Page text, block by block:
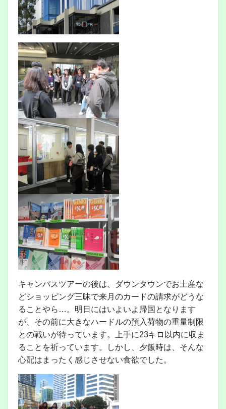
キャンパスツアーの後は、ダウンタウンでお土産な
どショッピング三昧で来月のカードの請求がどうな
ることやら…。明日にはいよいよ帰国となります
が、その前に大きなハードルの預入荷物の重量制限
との戦いが待っています。上手に23キロ以内に収ま
ることを祈っています。しかし、夕飯時は、そんな
心配はまったく感じさせない食欲でした。